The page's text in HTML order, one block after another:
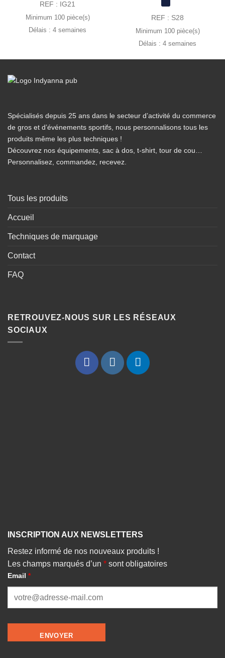
4.10 €
REF : IG21
Minimum 100 pièce(s)
Délais : 4 semaines
REF : S28
Minimum 100 pièce(s)
Délais : 4 semaines
Spécialisés depuis 25 ans dans le secteur d’activité du commerce
de gros et d’événements sportifs, nous personnalisons tous les
produits même les plus techniques !
Découvrez nos équipements, sac à dos, t-shirt, tour de cou…
Personnalisez, commandez, recevez.
Tous les produits
Accueil
Techniques de marquage
Contact
FAQ
RETROUVEZ-NOUS SUR LES RÉSEAUX
SOCIAUX
INSCRIPTION AUX NEWSLETTERS
Restez informé de nos nouveaux produits !
Les champs marqués d’un * sont obligatoires
Email *